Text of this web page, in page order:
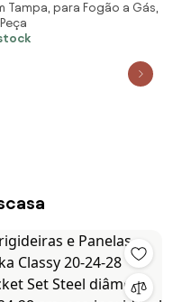
+ tampa de vidro
Tampa, para Fogão a Gás,